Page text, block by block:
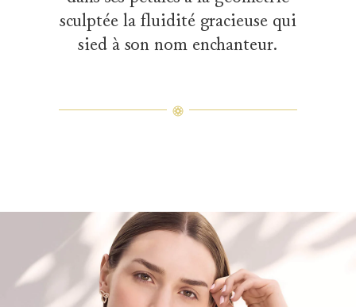
sculptée la fluidité gracieuse qui
sied à son nom enchanteur.